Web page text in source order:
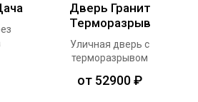
Дверь Гранит
Терморазрыв
Уличная дверь с
терморазрывом
от 52900 ₽